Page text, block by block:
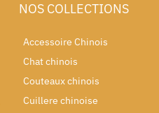
NOS COLLECTIONS
Accessoire Chinois
Chat chinois
Couteaux chinois
Cuillere chinoise